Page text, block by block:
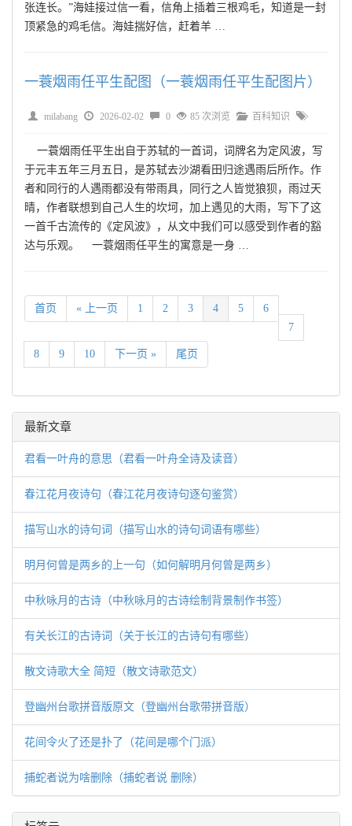
张连长。”海娃接过信一看，信角上插着三根鸡毛，知道是一封
顶紧急的鸡毛信。海娃揣好信，赶着羊 …
一蓑烟雨任平生配图（一蓑烟雨任平生配图片）
milabang 2026-02-02 0 85 次浏览 百科知识
一蓑烟雨任平生出自于苏轼的一首词，词牌名为定风波，写
于元丰五年三月五日，是苏轼去沙湖看田归途遇雨后所作。作
者和同行的人遇雨都没有带雨具，同行之人皆觉狼狈，雨过天
晴，作者联想到自己人生的坎坷，加上遇见的大雨，写下了这
一首千古流传的《定风波》，从文中我们可以感受到作者的豁
达与乐观。 一蓑烟雨任平生的寓意是一身 …
首页 « 上一页 1 2 3 4 5
6
7
8 9 10 下一页 » 尾页
最新文章
君看一叶舟的意思（君看一叶舟全诗及读音）
春江花月夜诗句（春江花月夜诗句逐句鉴赏）
描写山水的诗句词（描写山水的诗句词语有哪些）
明月何曾是两乡的上一句（如何解明月何曾是两乡）
中秋咏月的古诗（中秋咏月的古诗绘制背景制作书签）
有关长江的古诗词（关于长江的古诗句有哪些）
散文诗歌大全 简短（散文诗歌范文）
登幽州台歌拼音版原文（登幽州台歌带拼音版）
花间令火了还是扑了（花间是哪个门派）
捕蛇者说为啥删除（捕蛇者说 删除）